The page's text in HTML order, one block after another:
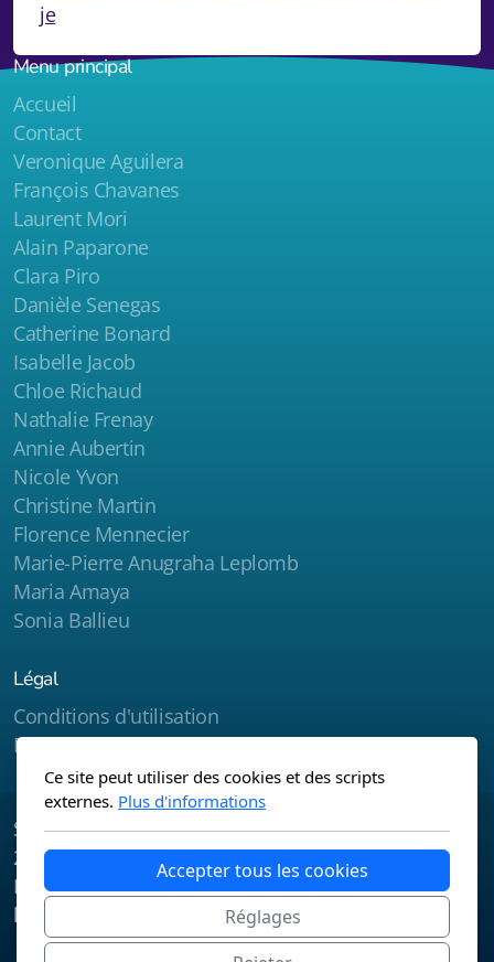
je
Menu principal
Accueil
Contact
Veronique Aguilera
François Chavanes
Laurent Mori
Alain Paparone
Clara Piro
Danièle Senegas
Catherine Bonard
Isabelle Jacob
Chloe Richaud
Nathalie Frenay
Annie Aubertin
Nicole Yvon
Christine Martin
Florence Mennecier
Marie-Pierre Anugraha Leplomb
Maria Amaya
Sonia Ballieu
Légal
Conditions d'utilisation
Politique de confidentialité
Site créé par Laurent MORI -La Fabrik des étoiles-
2025
Notre site est hébergé parInfomaniak, engagé dans
la préservation de l'environnement.
Ce site peut utiliser des cookies et des scripts
externes. Plus d'informations
Accepter tous les cookies
Réglages